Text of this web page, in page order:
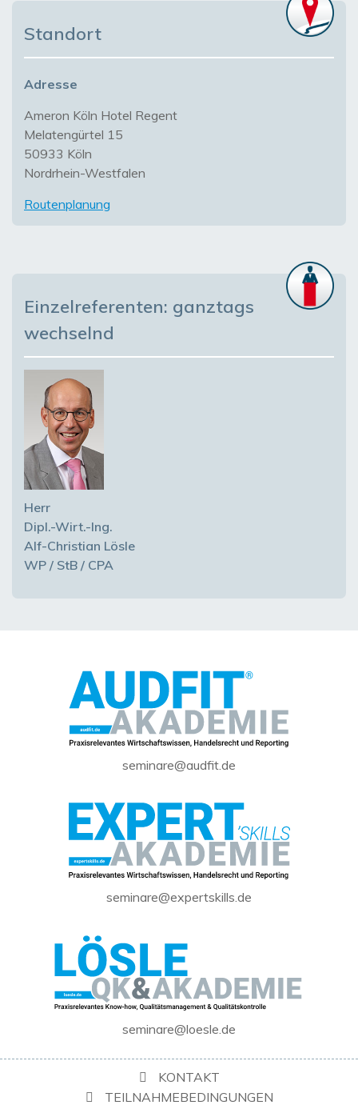
Standort
Adresse
Ameron Köln Hotel Regent
Melatengürtel 15
50933 Köln
Nordrhein-Westfalen
Routenplanung
Einzelreferenten: ganztags
wechselnd
Herr
Dipl.-Wirt.-Ing.
Alf-Christian Lösle
WP / StB / CPA
seminare@audfit.de
seminare@expertskills.de
seminare@loesle.de
KONTAKT
TEILNAHMEBEDINGUNGEN